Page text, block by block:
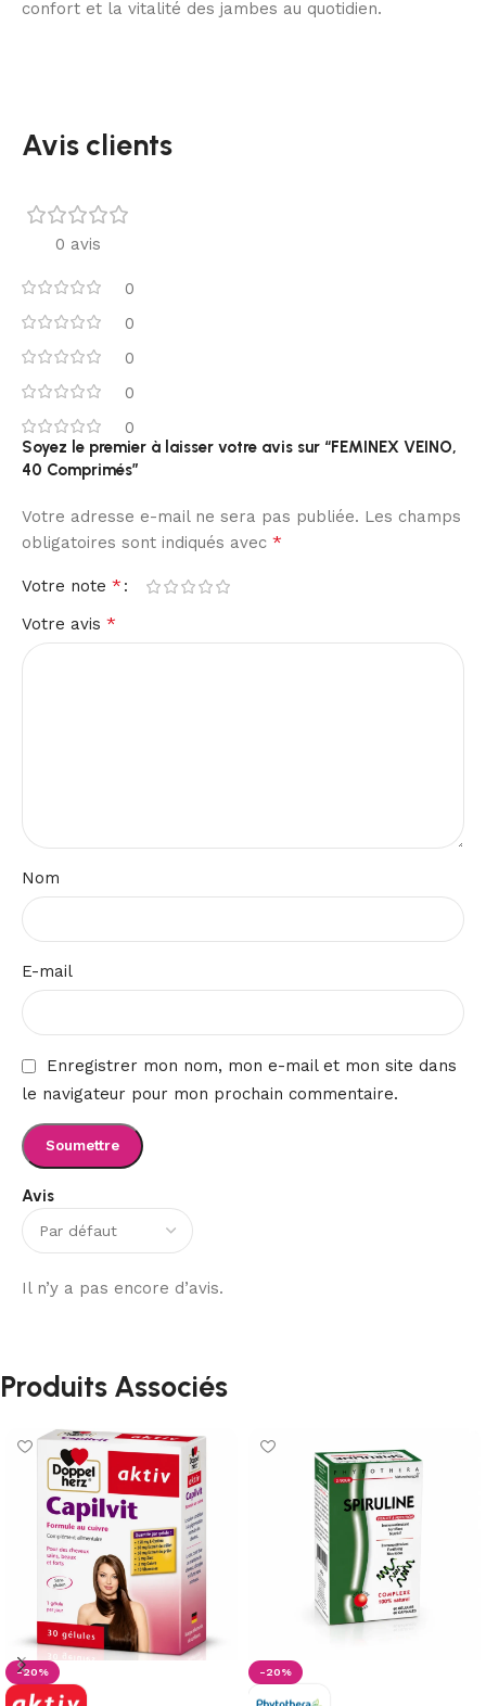
confort et la vitalité des jambes au quotidien.
Avis clients
0 avis
0
0
0
0
0
Avis
Il n’y a pas encore d’avis.
Soyez le premier à laisser votre avis sur “FEMINEX VEINO,
40 Comprimés”
Votre adresse e-mail ne sera pas publiée. Les champs
obligatoires sont indiqués avec *
Votre note *
Votre avis *
Nom
E-mail
Enregistrer mon nom, mon e-mail et mon site dans
le navigateur pour mon prochain commentaire.
Produits Associés
-20% -20%